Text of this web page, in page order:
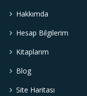
Hakkımda
Hesap Bilgilerim
Kitaplarım
Blog
Site Haritası